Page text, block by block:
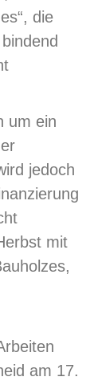
die
um ein
jedoch
mit
am 17.